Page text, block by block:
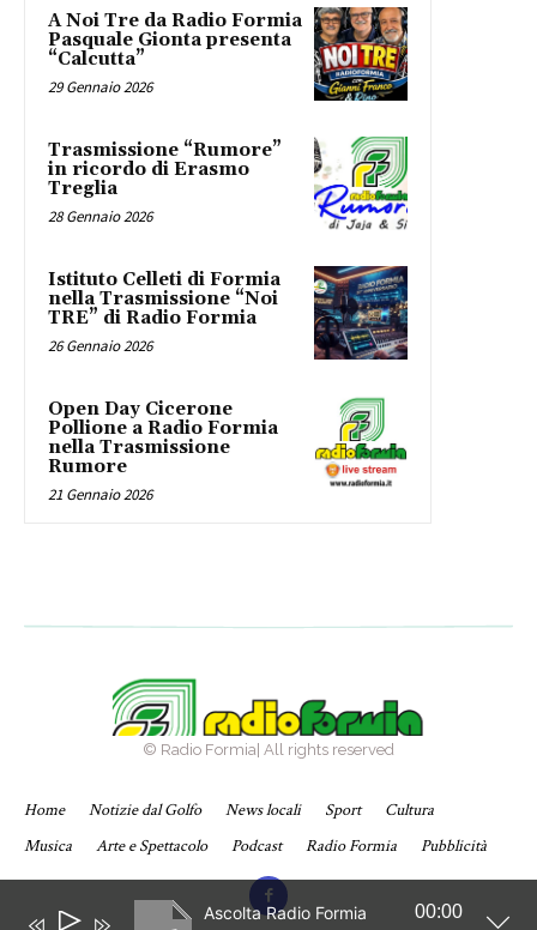
A Noi Tre da Radio Formia
Pasquale Gionta presenta
“Calcutta”
29 Gennaio 2026
Trasmissione “Rumore”
in ricordo di Erasmo
Treglia
28 Gennaio 2026
Istituto Celleti di Formia
nella Trasmissione “Noi
TRE” di Radio Formia
26 Gennaio 2026
Open Day Cicerone
Pollione a Radio Formia
nella Trasmissione
Rumore
21 Gennaio 2026
© Radio Formia| All rights reserved
Home Notizie dal Golfo News locali Sport
Cultura
Musica
Arte e Spettacolo Podcast Radio Formia Pubblicità
Ascolta Radio Formia
Audio 00:00